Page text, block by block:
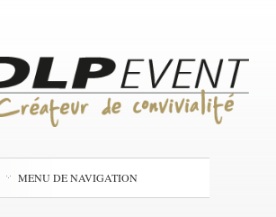
MENU DE NAVIGATION